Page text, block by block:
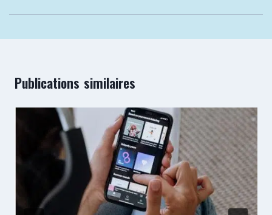
Publications similaires